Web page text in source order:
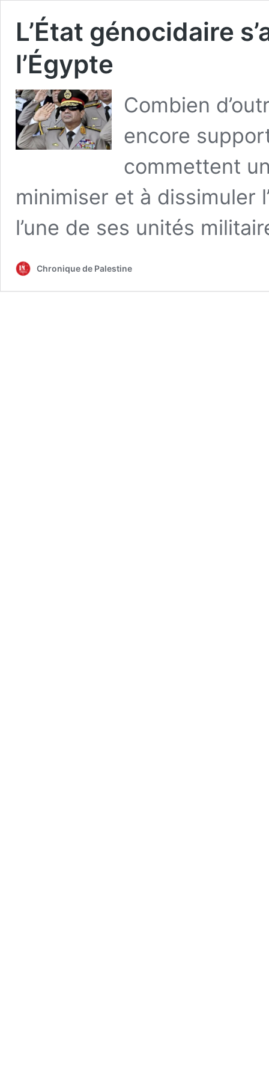
L’État génocidaire
l’Égypte
Combien
encore
commettent
minimiser et à dissimuler
l’une de ses unités
Chronique de Palestine